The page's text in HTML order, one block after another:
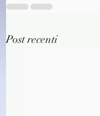
Post recenti